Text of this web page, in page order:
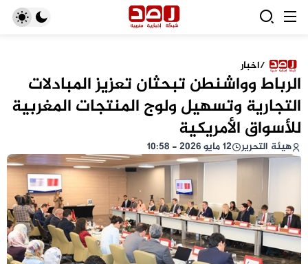
/اخبار
الرباط وواشنطن تبحثان تعزيز المبادلات
التجارية وتسهيل ولوج المنتجات المغربية
للأسواق الأمريكية
هيئة التحرير 12 مايو 2026 - 10:58